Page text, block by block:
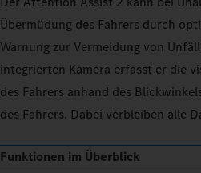
Übermüdung des Fahrers durch
Warnung zur Vermeidung von
integrierten Kamera erfasst er die
des Fahrers anhand des
des Fahrers. Dabei verbleiben alle
Funktionen im Überblick